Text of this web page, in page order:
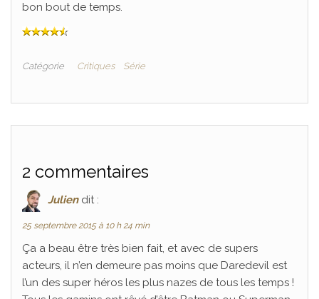
bon bout de temps.
Catégorie Critiques Série
2 commentaires
Julien dit :
25 septembre 2015 à 10 h 24 min
Ça a beau être très bien fait, et avec de supers
acteurs, il n’en demeure pas moins que Daredevil est
l’un des super héros les plus nazes de tous les temps !